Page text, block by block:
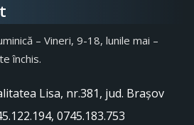
– Vineri, 9-18, lunile mai –
închis.
Lisa, nr.381, jud. Brașov
0745.183.753